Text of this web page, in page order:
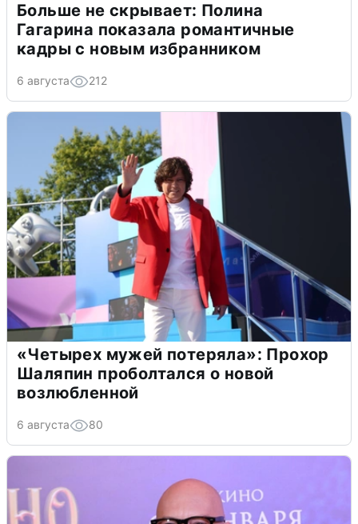
Больше не скрывает: Полина
Гагарина показала романтичные
кадры с новым избранником
6 августа 212
«Четырех мужей потеряла»: Прохор
Шаляпин проболтался о новой
возлюбленной
6 августа 80